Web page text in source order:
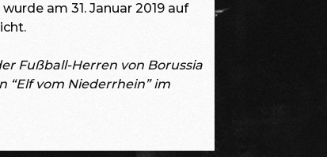
am 31. Januar 2019 auf
Fußball-Herren von Borussia
“Elf vom Niederrhein” im